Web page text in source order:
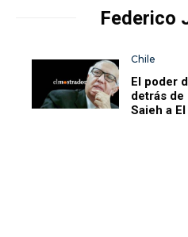
Federico
Chile
El poder
detrás de
Saieh a